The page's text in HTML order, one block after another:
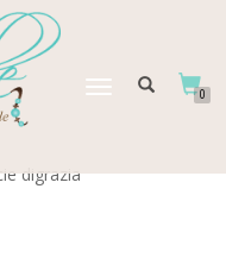
DÉPLIER
0
digrazia